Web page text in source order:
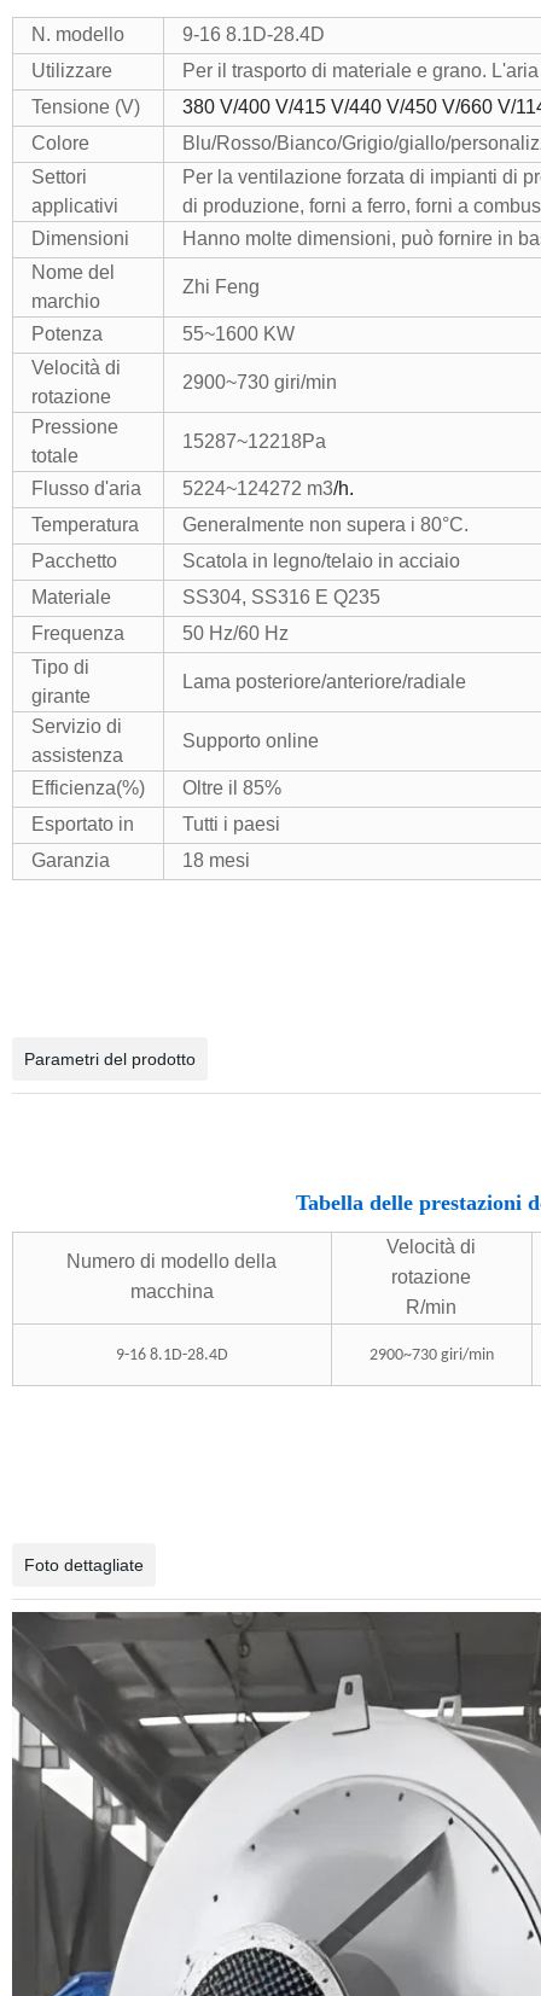
N. modello
9-16 8.1D-28.4D
Utilizzare
Per il trasporto di materiale e grano.
Tensione (V)
380 V/400 V/415 V/440 V/450 V/660 V/
Colore
Blu/Rosso/Bianco/Grigio/giallo/
Settori
applicativi
Per la ventilazione forzata di impianti di
di produzione, forni a ferro, forni a
Dimensioni
Hanno molte dimensioni, può fornire in
Nome del
marchio
Zhi Feng
Potenza
55~1600 KW
Velocità di
rotazione
2900~730 giri/min
Pressione
totale
15287~12218Pa
Flusso d'aria 5224~124272 m3/h.
Temperatura
Generalmente non supera i 80°C.
Pacchetto
Scatola in legno/telaio in acciaio
Materiale
SS304, SS316 E Q235
Frequenza
50 Hz/60 Hz
Tipo di
girante
Lama posteriore/anteriore/radiale
Servizio di
assistenza
Supporto online
Efficienza(%)
Oltre il 85%
Esportato in
Tutti i paesi
Garanzia
18 mesi
Parametri del prodotto
Tabella delle prestazioni
Numero di modello della
macchina
Velocità di
rotazione
R/min
9-16 8.1D-28.4D 2900~730 giri/min
Foto dettagliate